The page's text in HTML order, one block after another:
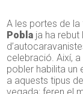
A les portes de la
Pobla ja ha rebut
celebració. Així,
pobler habilita un
a aquests tipus